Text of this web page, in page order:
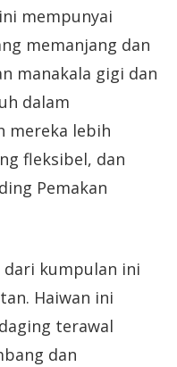
mempunyai
memanjang dan
manakala gigi dan
dalam
mereka lebih
fleksibel, dan
Pemakan
kumpulan ini
Haiwan ini
terawal
dan